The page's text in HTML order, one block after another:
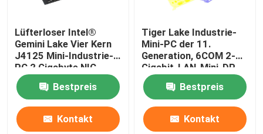
Nano-Hauptplatine
Firewall-Hauptplatine
OPS-PC-Hauptplatine
Lüfterloser Intel®
Gemini Lake Vier Kern
J4125 Mini-Industrie-
PC 2 Gigabyte NIC
6COM Nuc
Bestpreis
Kontakt
Tiger Lake Industrie-
Mini-PC der 11.
Generation, 6COM 2-
Gigabit-LAN-Mini-DP-
Anzeige für Computer
ohne LüfterBestpreis
Kontakt